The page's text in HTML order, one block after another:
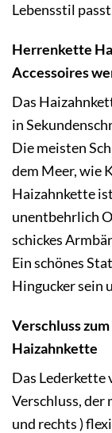
Lebensstil
Herrenkette
Accessoires
Das
in
Die meisten
dem Meer, wie
Haizahnkette
unentbehrlich
schickes
Ein schönes
Hingucker sein
Verschluss
Haizahnkette
Das Lederkette
Verschluss,
und rechts )